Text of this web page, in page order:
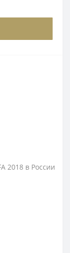
2018 в России